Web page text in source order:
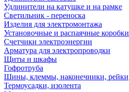
Удлинители на катушке и на рамке
Светильник - переноска
Изделия для электромонтажа
Установочные и распаячные коробки
Счетчики электроэнергии
Арматура для электропроводки
Щиты и шкафы
Гофротруба
Шины, клеммы, наконечники, рейки
Термоусадки, изолента